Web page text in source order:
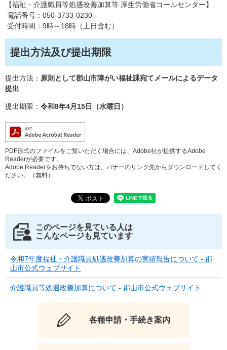
【福祉・介護職員等処遇改善加算等 厚生労働省コールセンター】
電話番号：050-3733-0230
受付時間：9時～18時（土日含む）
提出方法及び提出期限
​提出方法： 原則として郡山市障がい福祉課宛てメールによるデータ
提出
提出期限： 令和8年4月15日（水曜日）
PDF形式のファイルをご覧いただく場合には、Adobe社が提供するAdobe
Readerが必要です。
Adobe Readerをお持ちでない方は、バナーのリンク先からダウンロードしてく
ださい。（無料）
このページを見ている人は
こんなページも見ています
令和7年度福祉・介護職員処遇改善加算の実績報告について - 郡
山市公式ウェブサイト
介護職員等処遇改善加算について - 郡山市公式ウェブサイト
各種申請・手続き案内